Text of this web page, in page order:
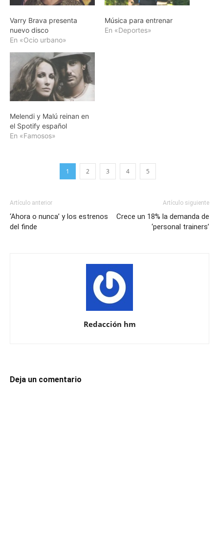
Varry Brava presenta
nuevo disco
En «Ocio urbano»
Música para entrenar
En «Deportes»
Melendi y Malú reinan en
el Spotify español
En «Famosos»
1 2 3 4 5
Artículo anterior
‘Ahora o nunca’ y los estrenos
del finde
Artículo siguiente
Crece un 18% la demanda de
‘personal trainers’
Redacción hm
Deja un comentario